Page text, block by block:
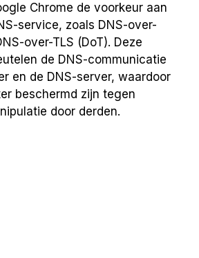
Chrome de voorkeur aan
service, zoals DNS-over-
over-TLS (DoT). Deze
de DNS-communicatie
en de DNS-server, waardoor
beschermd zijn tegen
door derden.